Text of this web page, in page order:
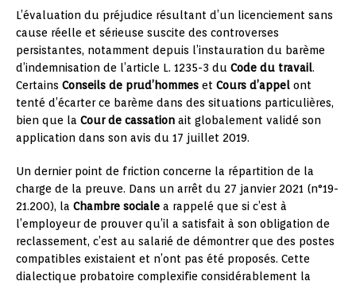
L’évaluation du préjudice résultant d’un licenciement sans
cause réelle et sérieuse suscite des controverses
persistantes, notamment depuis l’instauration du barème
d’indemnisation de l’article L. 1235-3 du Code du travail.
Certains Conseils de prud’hommes et Cours d’appel ont
tenté d’écarter ce barème dans des situations particulières,
bien que la Cour de cassation ait globalement validé son
application dans son avis du 17 juillet 2019.
Un dernier point de friction concerne la répartition de la
charge de la preuve. Dans un arrêt du 27 janvier 2021 (n°19-
21.200), la Chambre sociale a rappelé que si c’est à
l’employeur de prouver qu’il a satisfait à son obligation de
reclassement, c’est au salarié de démontrer que des postes
compatibles existaient et n’ont pas été proposés. Cette
dialectique probatoire complexifie considérablement la